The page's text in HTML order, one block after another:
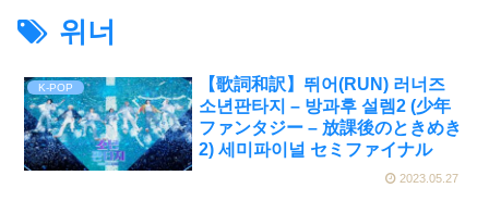
위너
K-POP
【歌詞和訳】뛰어(RUN) 러너즈
소년판타지 – 방과후 설렘2 (少年
ファンタジー – 放課後のときめき
2) 세미파이널 セミファイナル
2023.05.27